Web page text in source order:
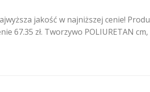
jakość w najniższej cenie!
67.35 zł. Tworzywo POLIURETAN